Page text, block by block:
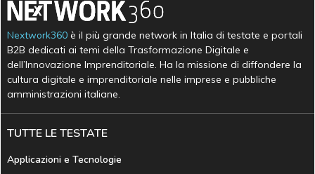
Nextwork360 è il più grande network in Italia di testate e portali
B2B dedicati ai temi della Trasformazione Digitale e
dell’Innovazione Imprenditoriale. Ha la missione di diffondere la
cultura digitale e imprenditoriale nelle imprese e pubbliche
amministrazioni italiane.
TUTTE LE TESTATE
Applicazioni e Tecnologie